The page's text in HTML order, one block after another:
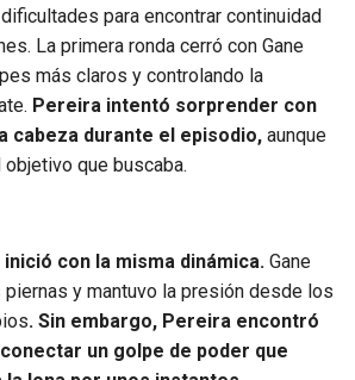
para encontrar continuidad
La primera ronda cerró con Gane
más claros y controlando la
Pereira intentó sorprender con
cabeza durante el episodio, aunque
que buscaba.
con la misma dinámica. Gane
y mantuvo la presión desde los
. Sin embargo, Pereira encontró
un golpe de poder que